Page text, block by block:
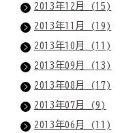
2013年12月 (15)
2013年11月 (19)
2013年10月 (11)
2013年09月 (13)
2013年08月 (17)
2013年07月 (9)
2013年06月 (11)